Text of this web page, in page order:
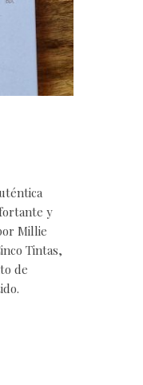
y
Millie
Tintas,
de